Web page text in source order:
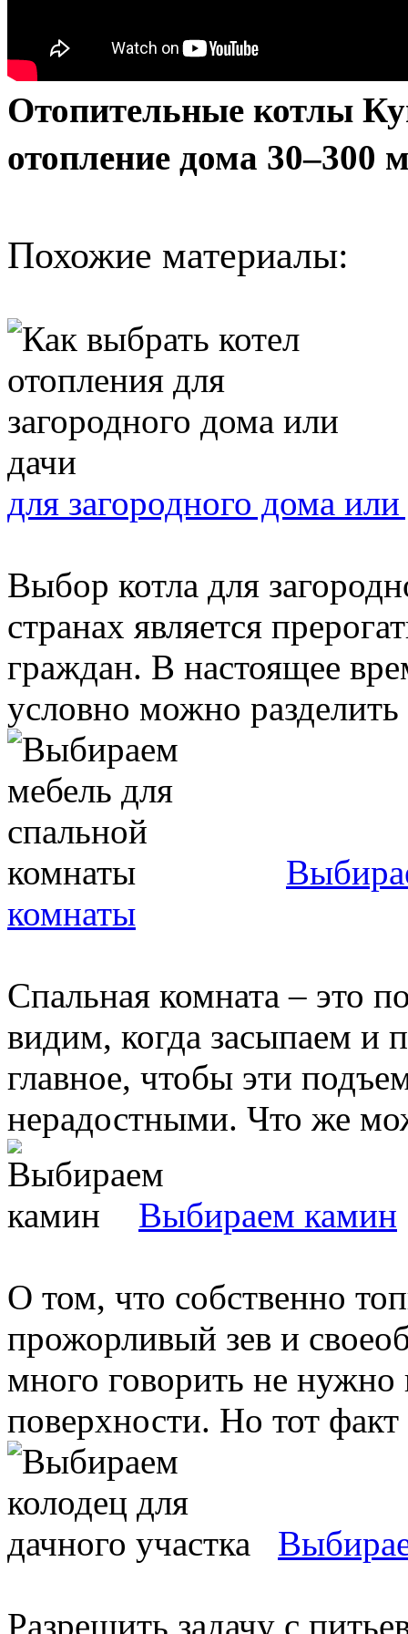
Отопительные котлы
отопление дома 30–300
Похожие материалы:
для загородного дома
Выбор котла для
странах является
граждан. В настоящее
условно можно разделить
комнаты
Спальная комната – это
видим, когда засыпаем и
главное, чтобы эти
нерадостными. Что же
Выбираем камин
О том, что собственно
прожорливый зев и
много говорить не нужно
поверхности. Но тот факт
Разрешить задачу с